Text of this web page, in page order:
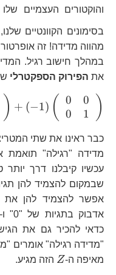
והוקטורים העצמיים
{c}
בסימונים הקוונטיים שלנו,
\left|1\right\rangle
Z
מהווה מדידה! זה
במהלך חישוב רגיל.
את הפירוק הספקטרלי
{cc} 0 &
) + (−1) (
0
0
0
1
)
כבר ראינו את שתי
מדידה "רגילה" תואמת
עכשיו קיבלנו דרך
אפשר להצמיד להן את
\pm1
כדאי להכיר גם את
"מדידה רגילה" אומרים
Z
מאיפה ה-Z הזה מגיע.